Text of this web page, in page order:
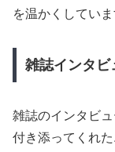
を温かくしていま
雑誌インタビ
雑誌のインタビ
付き添ってくれ